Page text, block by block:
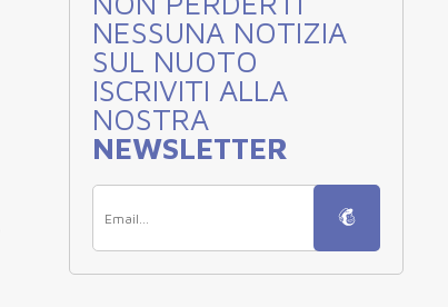
NESSUNA NOTIZIA
SUL NUOTO
ISCRIVITI ALLA
NOSTRA
NEWSLETTER